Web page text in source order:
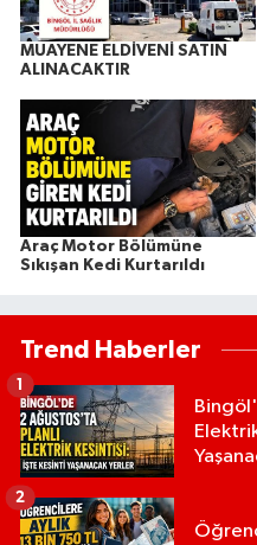
MUAYENE ELDİVENİ SATIN
ALINACAKTIR
Araç Motor Bölümüne
Sıkışan Kedi Kurtarıldı
Trend Haberler
1
2